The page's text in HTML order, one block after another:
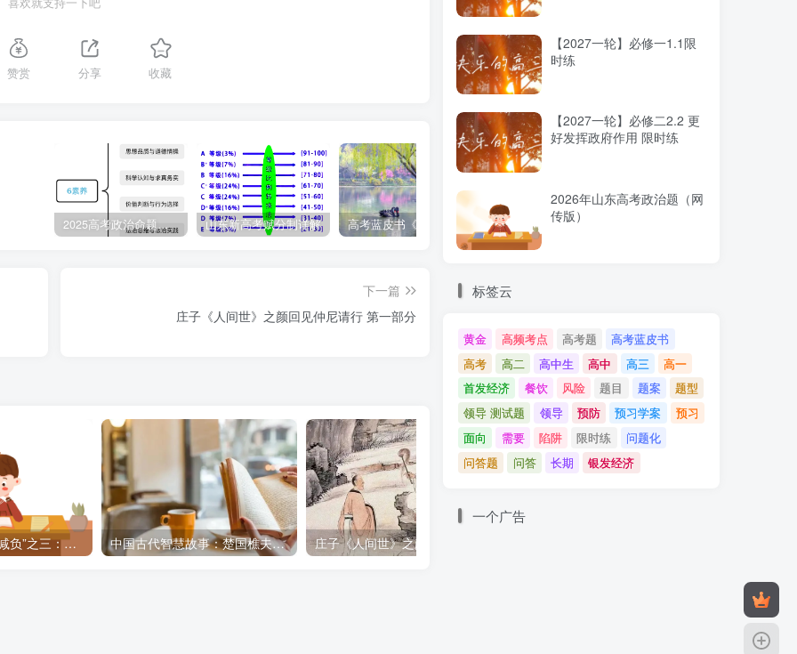
赞赏 分享 收藏
2025高考政治命题纲要解读 山东新高考赋分制详解 12种选科组合优劣势
下一篇
庄子《人间世》之颜回见仲尼请行 第一部分
人民网三评“教师减负”之三：回归教学本质，谁来办？ 中国古代智慧故事：楚国樵夫诱敌计
【2027一轮】必修一1.1限
时练
【2027一轮】必修二2.2 更
好发挥政府作用 限时练
2026年山东高考政治题（网
传版）
标签云
黄金 高频考点 高考题
高考蓝皮书
高考
高二 高中生 高中 高三
高一
首发经济
餐饮 风险 题目 题案
题型
领导 测试题
领导 预防 预习学案
预习
面向
需要 陷阱 限时练
问题化
问答题
问答 长期 银发经济
一个广告